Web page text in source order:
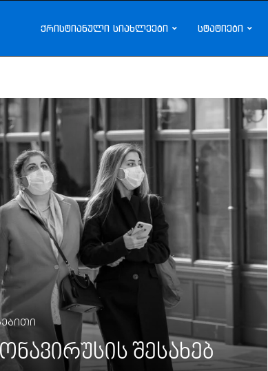
ქრისტიანული სიახლეები სტატიები
შესახებ